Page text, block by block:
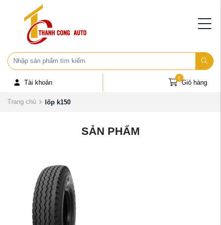
Tài khoản Giỏ hàng
0
Trang chủ lốp k150
SẢN PHẨM